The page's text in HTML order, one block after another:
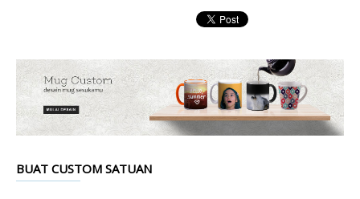
BUAT CUSTOM SATUAN